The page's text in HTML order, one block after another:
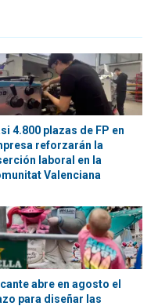
4.800 plazas de FP en
reforzarán la
laboral en la
Valenciana
abre en agosto el
para diseñar las